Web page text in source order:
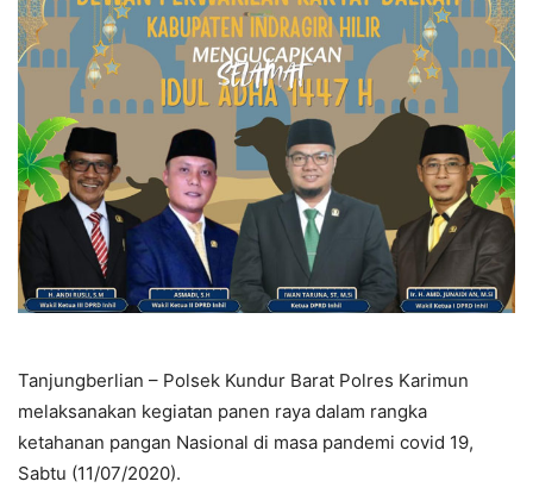
Tanjungberlian – Polsek Kundur Barat Polres Karimun
melaksanakan kegiatan panen raya dalam rangka
ketahanan pangan Nasional di masa pandemi covid 19,
Sabtu (11/07/2020).